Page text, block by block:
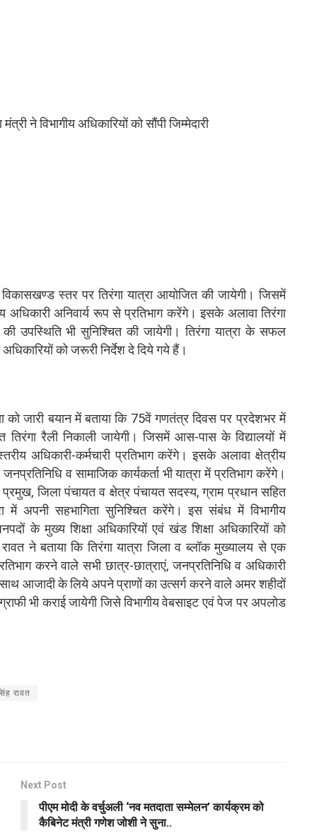
ने विभागीय अधिकारियों को सौंपी जिम्मेदारी
स्तर पर तिरंगा यात्रा आयोजित की जायेगी। जिसमें
अधिकारी अनिवार्य रूप से प्रतिभाग करेंगे। इसके अलावा तिरंगा
की उपस्थिति भी सुनिश्चित की जायेगी। तिरंगा यात्रा के सफल
को जरूरी निर्देश दे दिये गये हैं।
को जारी बयान में बताया कि 75वें गणतंत्र दिवस पर प्रदेशभर में
रैली निकाली जायेगी। जिसमें आस-पास के विद्यालयों में
अधिकारी-कर्मचारी प्रतिभाग करेंगे। इसके अलावा क्षेत्रीय
व सामाजिक कार्यकर्ता भी यात्रा में प्रतिभाग करेंगे।
जिला पंचायत व क्षेत्र पंचायत सदस्य, ग्राम प्रधान सहित
में अपनी सहभागिता सुनिश्चित करेंगे। इस संबंध में विभागीय
के मुख्य शिक्षा अधिकारियों एवं खंड शिक्षा अधिकारियों को
ने बताया कि तिरंगा यात्रा जिला व ब्लॉक मुख्यालय से एक
करने वाले सभी छात्र-छात्राएं, जनप्रतिनिधि व अधिकारी
आजादी के लिये अपने प्राणों का उत्सर्ग करने वाले अमर शहीदों
भी कराई जायेगी जिसे विभागीय वेबसाइट एवं पेज पर अपलोड
रावत
Next Post
पीएम मोदी के वर्चुअली ‘नव मतदाता सम्मेलन’ कार्यक्रम को
कैबिनेट मंत्री गणेश जोशी ने सुना..